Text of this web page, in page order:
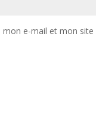
e-mail et mon